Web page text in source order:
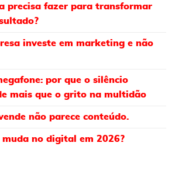
precisa fazer para transformar
investe em marketing e não
por que o silêncio
mais que o grito na multidão
não parece conteúdo.
no digital em 2026?